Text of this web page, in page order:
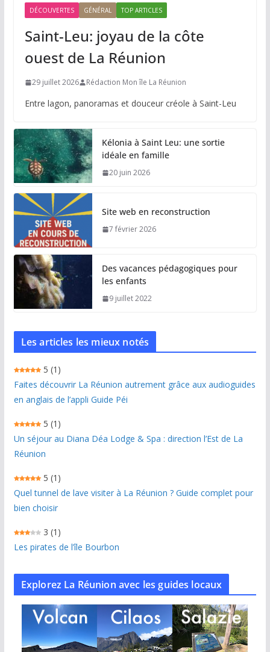
DÉCOUVERTES GÉNÉRAL TOP ARTICLES
Saint-Leu: joyau de la côte
ouest de La Réunion
29 juillet 2026 Rédaction Mon île La Réunion
Entre lagon, panoramas et douceur créole à Saint-Leu
Kélonia à Saint Leu: une sortie
idéale en famille
20 juin 2026
Site web en reconstruction
7 février 2026
Des vacances pédagogiques pour
les enfants
9 juillet 2022
Les articles les mieux notés
5 (1)
Faites découvrir La Réunion autrement grâce aux audioguides
en anglais de l’appli Guide Péi
5 (1)
Un séjour au Diana Déa Lodge & Spa : direction l’Est de La
Réunion
5 (1)
Quel tunnel de lave visiter à La Réunion ? Guide complet pour
bien choisir
3 (1)
Les pirates de l’île Bourbon
Explorez La Réunion avec les guides locaux